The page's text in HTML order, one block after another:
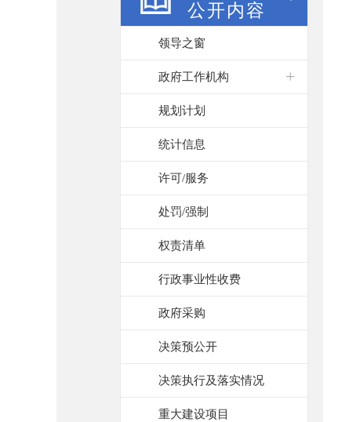
公开内容
领导之窗
政府工作机构
规划计划
统计信息
许可/服务
处罚/强制
权责清单
行政事业性收费
政府采购
决策预公开
决策执行及落实情况
重大建设项目